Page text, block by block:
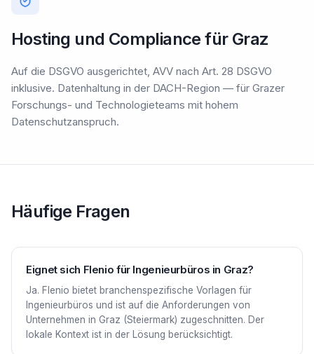
Hosting und Compliance für Graz
Auf die DSGVO ausgerichtet, AVV nach Art. 28 DSGVO
inklusive. Datenhaltung in der DACH-Region — für Grazer
Forschungs- und Technologieteams mit hohem
Datenschutzanspruch.
Häufige Fragen
Eignet sich Flenio für Ingenieurbüros in Graz?
Ja. Flenio bietet branchenspezifische Vorlagen für
Ingenieurbüros und ist auf die Anforderungen von
Unternehmen in Graz (Steiermark) zugeschnitten. Der
lokale Kontext ist in der Lösung berücksichtigt.